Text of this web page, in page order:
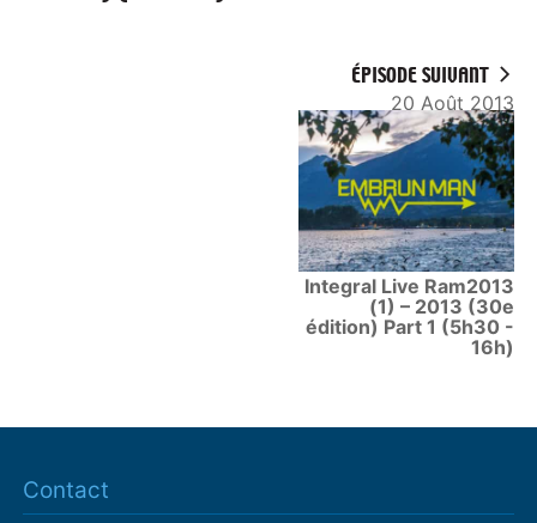
ÉPISODE SUIVANT
20 Août 2013
Integral Live Ram2013
(1) – 2013 (30e
édition) Part 1 (5h30 -
16h)
Contact